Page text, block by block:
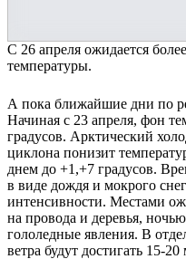
С 26 апреля ожидается
температуры.
А пока ближайшие дни по
Начиная с 23 апреля, фон
градусов. Арктический
циклона понизит
днем до +1,+7 градусов.
в виде дождя и мокрого
интенсивности. Местами
на провода и деревья,
гололедные явления. В
ветра будут достигать 15-20